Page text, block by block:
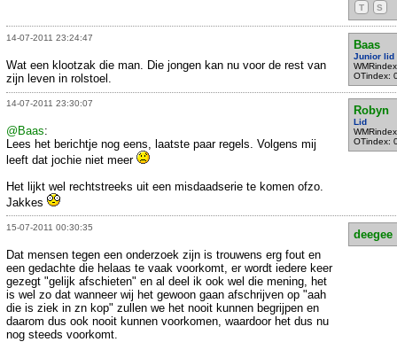
T
S
14-07-2011 23:24:47
Baas
Junior lid
OTindex:
Wat een klootzak die man. Die jongen kan nu voor de rest van
zijn leven in rolstoel.
14-07-2011 23:30:07
Robyn
Lid
OTindex:
@Baas:
Lees het berichtje nog eens, laatste paar regels. Volgens mij
leeft dat jochie niet meer
Het lijkt wel rechtstreeks uit een misdaadserie te komen ofzo.
Jakkes
15-07-2011 00:30:35
deegee
Dat mensen tegen een onderzoek zijn is trouwens erg fout en
een gedachte die helaas te vaak voorkomt, er wordt iedere keer
gezegt "gelijk afschieten" en al deel ik ook wel die mening, het
is wel zo dat wanneer wij het gewoon gaan afschrijven op "aah
die is ziek in zn kop" zullen we het nooit kunnen begrijpen en
daarom dus ook nooit kunnen voorkomen, waardoor het dus nu
nog steeds voorkomt.